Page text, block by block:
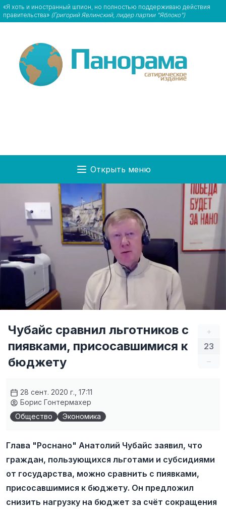
«Я хоть и иностранный шпион, но полностью поддерживаю действия
правительства» (Григорий Явлинский, лидер партии "Яблоко")
Открыть меню
+
23
–
Чубайс сравнил льготников с
пиявками, присосавшимися к
бюджету
28 сент. 2020 г., 17:11
Борис Гонтермахер
Общество
Экономика
Глава "Роснано" Анатолий Чубайс заявил, что
граждан, пользующихся льготами и субсидиями
от государства, можно сравнить с пиявками,
присосавшимися к бюджету. Он предложил
снизить нагрузку на бюджет за счёт сокращения